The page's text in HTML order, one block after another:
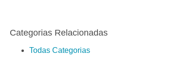
Categorias Relacionadas
Todas Categorias